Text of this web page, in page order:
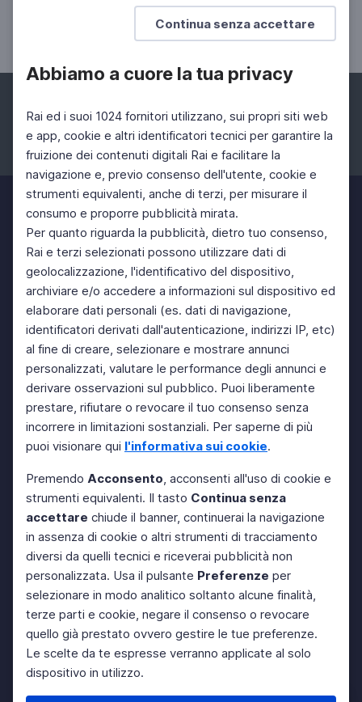
Continua senza accettare
Abbiamo a cuore la tua privacy
Rai ed i suoi 1024 fornitori utilizzano, sui propri siti web
e app, cookie e altri identificatori tecnici per garantire la
fruizione dei contenuti digitali Rai e facilitare la
navigazione e, previo consenso dell'utente, cookie e
strumenti equivalenti, anche di terzi, per misurare il
consumo e proporre pubblicità mirata.
Per quanto riguarda la pubblicità, dietro tuo consenso,
Rai e terzi selezionati possono utilizzare dati di
geolocalizzazione, l'identificativo del dispositivo,
archiviare e/o accedere a informazioni sul dispositivo ed
elaborare dati personali (es. dati di navigazione,
identificatori derivati dall'autenticazione, indirizzi IP, etc)
al fine di creare, selezionare e mostrare annunci
personalizzati, valutare le performance degli annunci e
derivare osservazioni sul pubblico. Puoi liberamente
prestare, rifiutare o revocare il tuo consenso senza
incorrere in limitazioni sostanziali. Per saperne di più
puoi visionare qui l'informativa sui cookie.
Premendo Acconsento, acconsenti all'uso di cookie e
strumenti equivalenti. Il tasto Continua senza
accettare chiude il banner, continuerai la navigazione
in assenza di cookie o altri strumenti di tracciamento
diversi da quelli tecnici e riceverai pubblicità non
personalizzata. Usa il pulsante Preferenze per
selezionare in modo analitico soltanto alcune finalità,
terze parti e cookie, negare il consenso o revocare
quello già prestato ovvero gestire le tue preferenze.
Le scelte da te espresse verranno applicate al solo
dispositivo in utilizzo.
Il problematicismo e la comprensione del
Facebook Instagram Twitter